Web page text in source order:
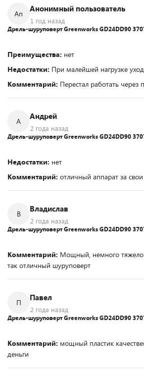
Ап
Анонимный пользователь
1 год назад
Дрель-шуруповерт Greenworks GD24DD90
Преимущества: нет
Недостатки: При малейшей нагрузке
Комментарий: Перестал работать через
А
Андрей
2 года назад
Дрель-шуруповерт Greenworks GD24DD90
Недостатки: нет
Комментарий: отличный аппарат за
В
Владислав
2 года назад
Дрель-шуруповерт Greenworks GD24DD90
Комментарий: Мощный, немного
так отличный шуруповерт
П
Павел
2 года назад
Дрель-шуруповерт Greenworks GD24DD90
Комментарий: мощный пластик
деньги